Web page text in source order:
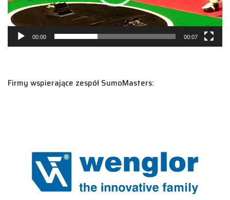
00:00 00:07
Firmy wspierające zespół SumoMasters: